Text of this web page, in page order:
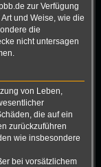
zur Verfügung
und Weise, wie die
die
nicht untersagen
von Leben,
die auf ein
zurückzuführen
wie insbesondere
bei vorsätzlichem